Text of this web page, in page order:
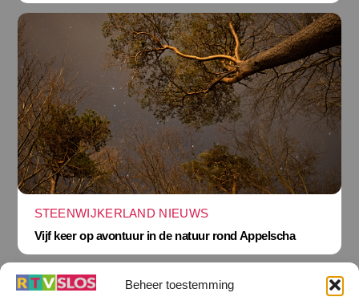
Beheer toestemming
STEENWIJKERLAND NIEUWS
Vijf keer op avontuur in de natuur rond Appelscha